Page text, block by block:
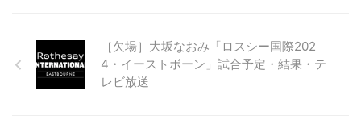
［欠場］大坂なおみ「ロスシー国際202
4・イーストボーン」試合予定・結果・テ
レビ放送